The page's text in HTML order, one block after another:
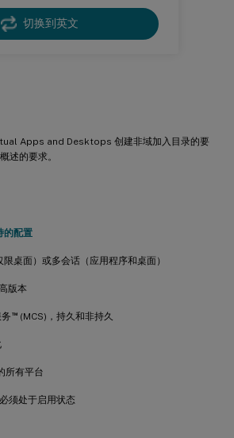
切换到英文
Apps and Desktops 创建非域加入目录的要
述的要求。
的配置
桌面）或多会话（应用程序和桌面）
版本
™(MCS)，持久和非持久
所有平台
须处于启用状态